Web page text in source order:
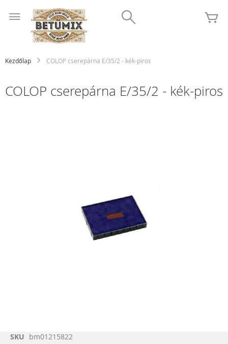
tartalomhoz
Kezdőlap COLOP cserepárna E/35/2 - kék-piros
COLOP cserepárna E/35/2 - kék-piros
Ugrás
SKU bm01215822